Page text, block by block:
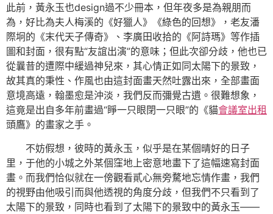
此前，黃永玉也design過不少冊本，但年夜多是為親朋而
為，好比為夫人梅溪的《好獵人》《綠色的回想》，老友潘
際坰的《末代天子傳奇》、李廣田收拾的《阿詩瑪》等作插
圖和封面，很有點“友誼出演”的意味；但此次卻分歧，他也已
從曩昔的遭際中緩過神兒來，其心情正如同太陽下的景致，
故其真的秉性、作風也由這封面畫天然吐露出來，全部畫面
意境高遠，翰墨愈是沖淡，我們反而彌覺古遺。很難想象，
這竟是出自多年前畫過“睜一只眼閉一只眼”的《貓會議室出租
頭鷹》的畫家之手。
不妨假想，彼時的黃永玉，似乎是在某個晴好的日子
里，于他的小城之外某個窪地上密意地畫下了這幅速寫封面
畫。而我們恰似就在一傍觀看貳心無旁騖地忘情作畫，我們
的視野由他吸引而與他透視的角度分歧，但我們不只看到了
太陽下的景致，同時也看到了太陽下的景致中的黃永玉——